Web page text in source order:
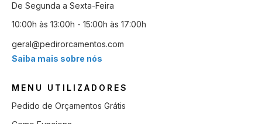
De Segunda a Sexta-Feira
10:00h às 13:00h - 15:00h às 17:00h
geral@pedirorcamentos.com
Saiba mais sobre nós
MENU UTILIZADORES
Pedido de Orçamentos Grátis